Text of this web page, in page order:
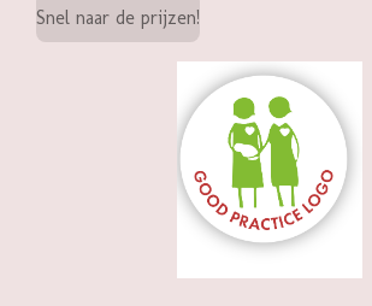
Snel naar de prijzen!